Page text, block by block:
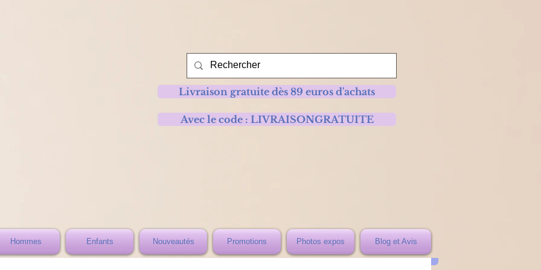
Livraison gratuite dès 89 euros d'achats
Avec le code : LIVRAISONGRATUITE
Hommes Enfants Nouveautés Promotions Photos expos Blog et Avis